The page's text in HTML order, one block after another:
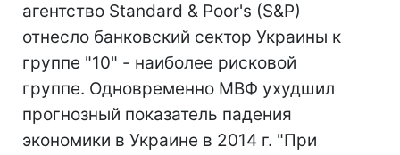
агентство Standard & Poor's (S&P)
отнесло банковский сектор Украины к
группе "10" - наиболее рисковой
группе. Одновременно МВФ ухудшил
прогнозный показатель падения
экономики в Украине в 2014 г. "При